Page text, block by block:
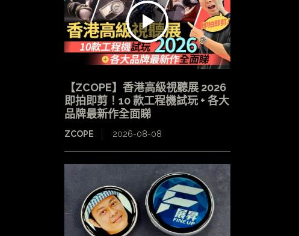
【ZCOPE】香港高級視聽展 2026
即拍即剪！10 款工程機試玩 + 各大
品牌最新作全面睇
ZCOPE 2026-08-08